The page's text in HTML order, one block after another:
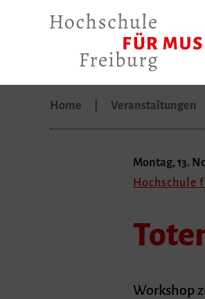
Home Veranstaltungen
Montag, 13.
Hochschule
Workshop